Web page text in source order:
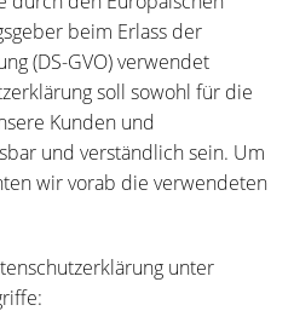
beim Erlass der
(DS-GVO) verwendet
soll sowohl für die
Kunden und
und verständlich sein. Um
wir vorab die verwendeten
unter